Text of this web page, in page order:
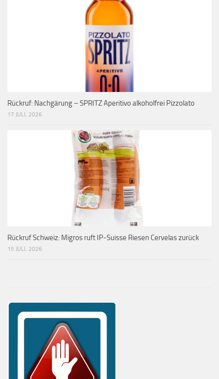
Rückruf: Nachgärung – SPRITZ Aperitivo alkoholfrei Pizzolato
17 JULI, 2026
Rückruf Schweiz: Migros ruft IP-Suisse Riesen Cervelas zurück
15 JULI, 2026